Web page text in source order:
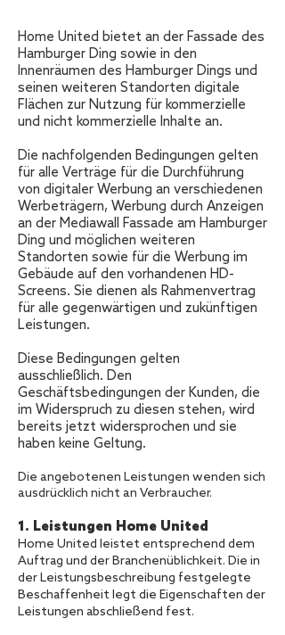
Home United bietet an der Fassade des
Hamburger Ding sowie in den
Innenräumen des Hamburger Dings und
seinen weiteren Standorten digitale
Flächen zur Nutzung für kommerzielle
und nicht kommerzielle Inhalte an.
Die nachfolgenden Bedingungen gelten
für alle Verträge für die Durchführung
von digitaler Werbung an verschiedenen
Werbeträgern, Werbung durch Anzeigen
an der Mediawall Fassade am Hamburger
Ding und möglichen weiteren
Standorten sowie für die Werbung im
Gebäude auf den vorhandenen HD-
Screens. Sie dienen als Rahmenvertrag
für alle gegenwärtigen und zukünftigen
Leistungen.
Diese Bedingungen gelten
ausschließlich. Den
Geschäftsbedingungen der Kunden, die
im Widerspruch zu diesen stehen, wird
bereits jetzt widersprochen und sie
haben keine Geltung.
Die angebotenen Leistungen wenden sich
ausdrücklich nicht an Verbraucher.
1. Leistungen Home United
Home United leistet entsprechend dem
Auftrag und der Branchenüblichkeit. Die in
der Leistungsbeschreibung festgelegte
Beschaffenheit legt die Eigenschaften der
Leistungen abschließend fest.